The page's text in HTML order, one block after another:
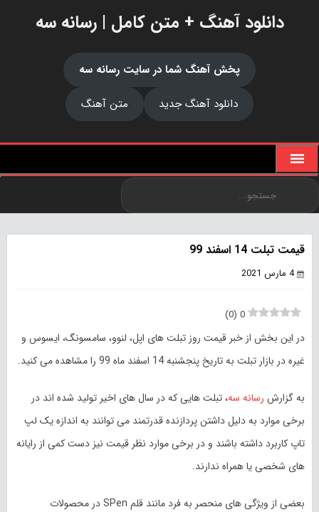
دانلود آهنگ + متن کامل | رسانه سه
پخش آهنگ شما در سایت رسانه سه
دانلود آهنگ جدید
متن آهنگ
قیمت تبلت 14 اسفند 99
4 مارس 2021
0
(
0
)
در این بخش از خبر قیمت روز تبلت های اپل، لنوو، سامسونگ، ایسوس و
غیره در بازار تبلت به تاریخ پنجشنبه 14 اسفند ماه 99 را مشاهده می کنید.
به گزارش رسانه سه، تبلت هایی که در سال های اخیر تولید شده اند در
برخی موارد به دلیل داشتن پردازنده قدرتمند می توانند به اندازه یک لپ
تاپ کاربرد داشته باشند و در برخی موارد نظر قیمت نیز دست کمی از رایانه
های شخصی یا همراه ندارند.
بعضی از ویژگی های منحصر به فرد مانند قلم SPen در محصولات